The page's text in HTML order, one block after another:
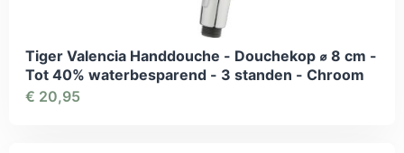
Tiger Valencia Handdouche - Douchekop ⌀ 8 cm -
Tot 40% waterbesparend - 3 standen - Chroom
€ 20,95